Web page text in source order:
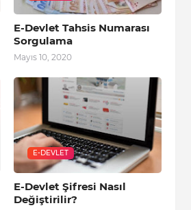
E-Devlet Tahsis Numarası
Sorgulama
Mayıs 10, 2020
E-DEVLET
E-Devlet Şifresi Nasıl
Değiştirilir?